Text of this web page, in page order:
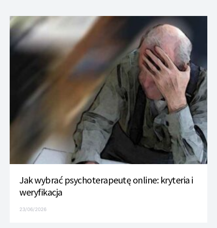
Jak wybrać psychoterapeutę online: kryteria i
weryfikacja
23/06/2026